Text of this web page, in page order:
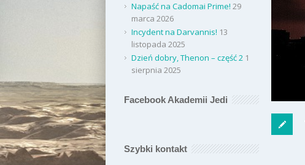
Napaść na Cadomai Prime! 29
marca 2026
Incydent na Darvannis! 13
listopada 2025
Dzień dobry, Thenon – część 2 1
sierpnia 2025
Facebook Akademii Jedi
Szybki kontakt